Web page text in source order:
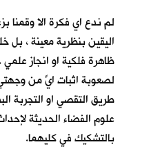
لم ندع اي فكرة الا وقمنا
اليقين بنظرية معينة ،
ظاهرة فلكية او انجاز علمي
لصعوبة اثبات ايٍّ من
طريق التقصي او التجربة
علوم الفضاء الحديثة
بالتشكيك في كليهما.